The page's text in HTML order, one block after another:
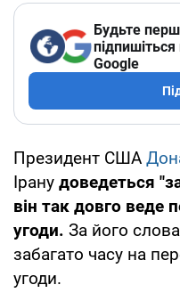
Будьте
Google
Президент США
Ірану доведеться
він так довго веде
угоди. За його
забагато часу на
угоди.